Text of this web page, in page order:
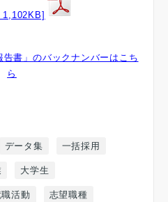
1,102KB]
告書」のバックナンバーはこち
ら
データ集 一括採用
大学生
活動 志望職種